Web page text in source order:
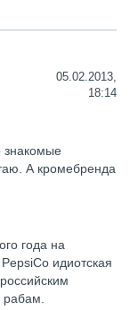
05.02.2013,
18:14
знакомые
А кромебренда
года на
идиотская
рабам.